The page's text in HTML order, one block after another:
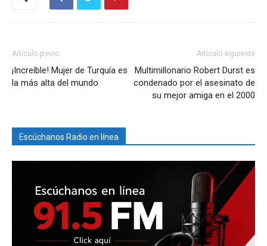
Artículo previo
¡Increíble! Mujer de Turquía es
la más alta del mundo
Artículo siguiente
Multimillonario Robert Durst es
condenado por el asesinato de
su mejor amiga en el 2000
Escúchanos Radio en línea